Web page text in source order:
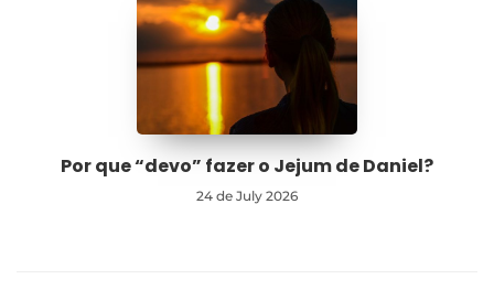
Por que “devo” fazer o Jejum de Daniel?
24 de July 2026